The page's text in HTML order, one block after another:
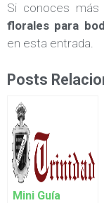
Si conoces
florales para
en esta entrada.
Posts
Mini Guía